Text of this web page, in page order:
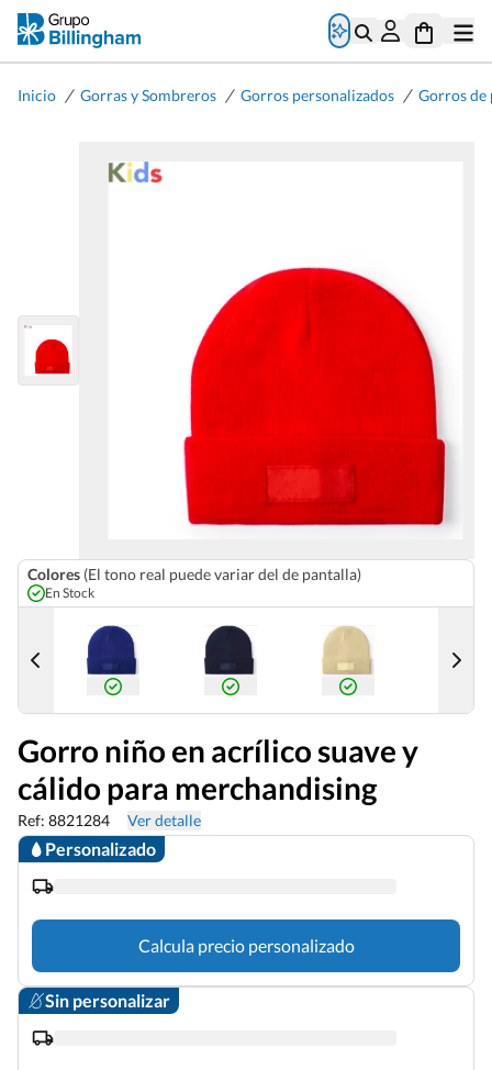
Inicio / Gorras y Sombreros / Gorros personalizados / Gorros de
Colores (El tono real puede variar del de pantalla)
En Stock
Gorro niño en acrílico suave y
cálido para merchandising
Ref: 8821284 Ver detalle
Personalizado
Calcula precio personalizado
Sin personalizar